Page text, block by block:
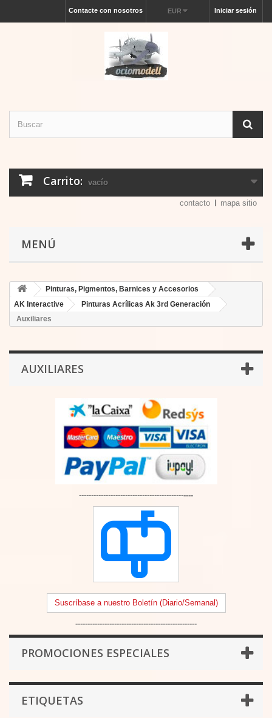
Iniciar sesión
EUR
Contacte con nosotros
Carrito: vacío
contacto mapa sitio
MENÚ
Pinturas, Pigmentos, Barnices y Accesorios
AK Interactive
Pinturas Acrílicas Ak 3rd Generación
Auxiliares
AUXILIARES
-----------------------------------------------
Suscríbase a nuestro Boletín (Diario/Semanal)
--------------------------------------------------
PROMOCIONES ESPECIALES
ETIQUETAS